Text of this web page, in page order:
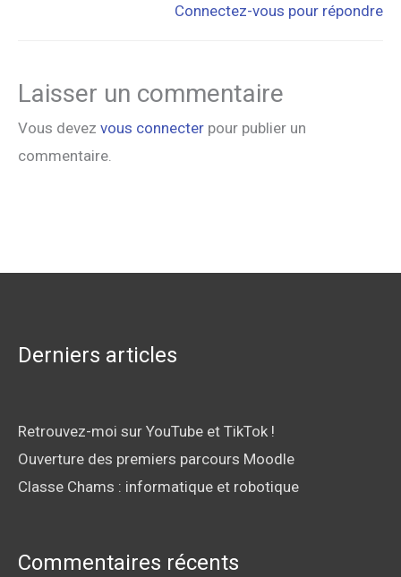
Connectez-vous pour répondre
Laisser un commentaire
Vous devez vous connecter pour publier un
commentaire.
Derniers articles
Retrouvez-moi sur YouTube et TikTok !
Ouverture des premiers parcours Moodle
Classe Chams : informatique et robotique
Commentaires récents